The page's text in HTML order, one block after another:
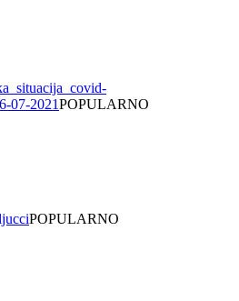
07-2021POPULARNO
POPULARNO